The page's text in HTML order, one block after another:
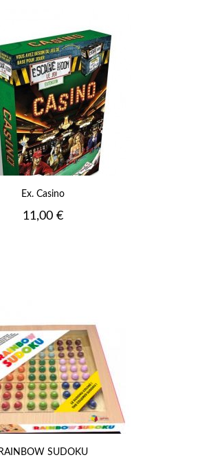
Ex. Casino
Prix
11,00 €
RAINBOW SUDOKU